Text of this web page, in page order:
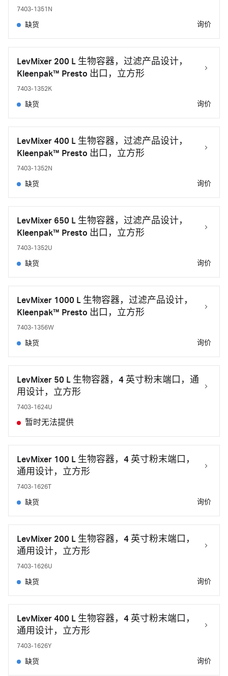
7403-1351N
缺货 询价
LevMixer 200 L 生物容器，过滤产品设计，
Kleenpak™ Presto 出口，立方形
7403-1352K
缺货 询价
LevMixer 400 L 生物容器，过滤产品设计，
Kleenpak™ Presto 出口，立方形
7403-1352N
缺货 询价
LevMixer 650 L 生物容器，过滤产品设计，
Kleenpak™ Presto 出口，立方形
7403-1352U
缺货 询价
LevMixer 1000 L 生物容器，过滤产品设计，
Kleenpak™ Presto 出口，立方形
7403-1356W
缺货 询价
LevMixer 50 L 生物容器，4 英寸粉末端口，通
用设计，立方形
7403-1624U
暂时无法提供
LevMixer 100 L 生物容器，4 英寸粉末端口，
通用设计，立方形
7403-1626T
缺货 询价
LevMixer 200 L 生物容器，4 英寸粉末端口，
通用设计，立方形
7403-1626U
缺货 询价
LevMixer 400 L 生物容器，4 英寸粉末端口，
通用设计，立方形
7403-1626Y
缺货 询价